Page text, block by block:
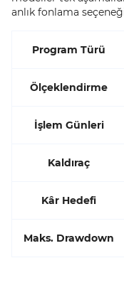
anlık fonlama
Program Türü
Ölçeklendirme
İşlem Günleri
Kaldıraç
Kâr Hedefi
Maks. Drawdown